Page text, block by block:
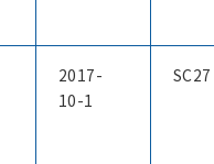
2017-
10-1
SC27